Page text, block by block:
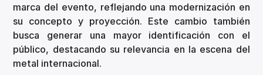
marca del evento, reflejando una modernización en
su concepto y proyección. Este cambio también
busca generar una mayor identificación con el
público, destacando su relevancia en la escena del
metal internacional.